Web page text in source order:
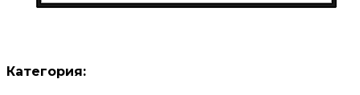
Категория: